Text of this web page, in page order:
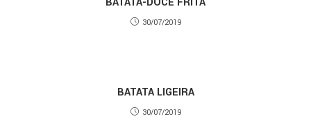
30/07/2019
BATATA LIGEIRA
30/07/2019